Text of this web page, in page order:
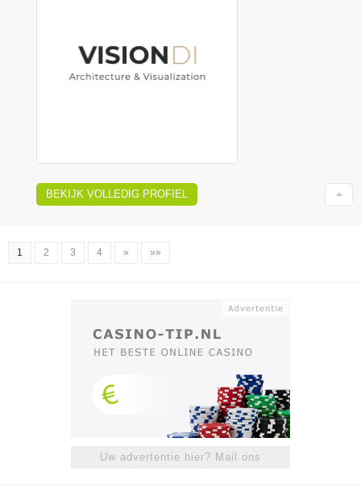
BEKIJK VOLLEDIG PROFIEL
1 2 3 4 » »»
Uw advertentie hier? Mail ons